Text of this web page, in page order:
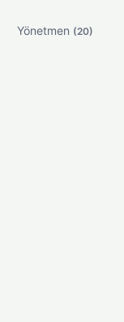
Yönetmen (20)